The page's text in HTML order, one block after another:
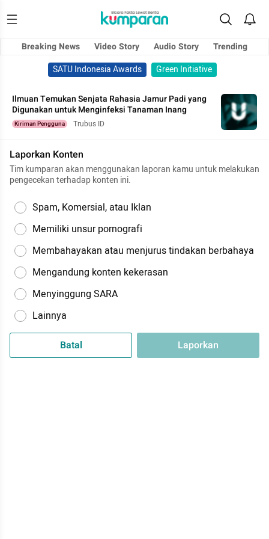
Breaking News Video Story Audio Story
Trending
SATU Indonesia Awards
Green Initiative
Ilmuan Temukan Senjata Rahasia Jamur Padi yang
Digunakan untuk Menginfeksi Tanaman Inang
Kiriman Pengguna Trubus ID
Laporkan Konten
Tim kumparan akan menggunakan laporan kamu untuk melakukan
pengecekan terhadap konten ini.
Spam, Komersial, atau Iklan
Memiliki unsur pornografi
Membahayakan atau menjurus tindakan berbahaya
Mengandung konten kekerasan
Menyinggung SARA
Lainnya
Batal Laporkan